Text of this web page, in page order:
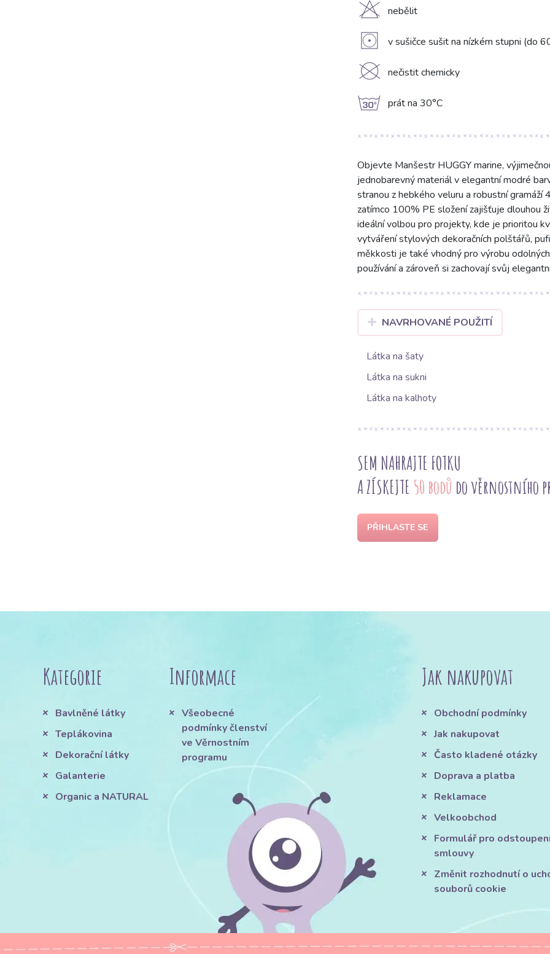
H nebělit
V v sušičce sušit na nízkém stupni (do
K nečistit chemicky
g prát na 30°C
Objevte Manšestr HUGGY marine,
jednobarevný materiál v elegantní modré
stranou z hebkého veluru a robustní
zatímco 100% PE složení zajišťuje dlouhou
ideální volbou pro projekty, kde je prioritou
vytváření stylových dekoračních polštářů,
měkkosti je také vhodný pro výrobu
používání a zároveň si zachovají svůj
NAVRHOVANÉ POUŽITÍ
Látka na šaty
Látka na sukni
Látka na kalhoty
SEM NAHRAJTE FOTKU
A ZÍSKEJTE 50 bodů do věrnostního
PŘIHLASTE SE
Kategorie
Bavlněné látky
Teplákovina
Dekorační látky
Galanterie
Organic a NATURAL
Informace
Všeobecné
podmínky členství
ve Věrnostním
programu
Jak nakupovat
Obchodní podmínky
Jak nakupovat
Často kladené otázky
Doprava a platba
Reklamace
Velkoobchod
Formulář pro
smlouvy
Změnit rozhodnutí o
souborů cookie